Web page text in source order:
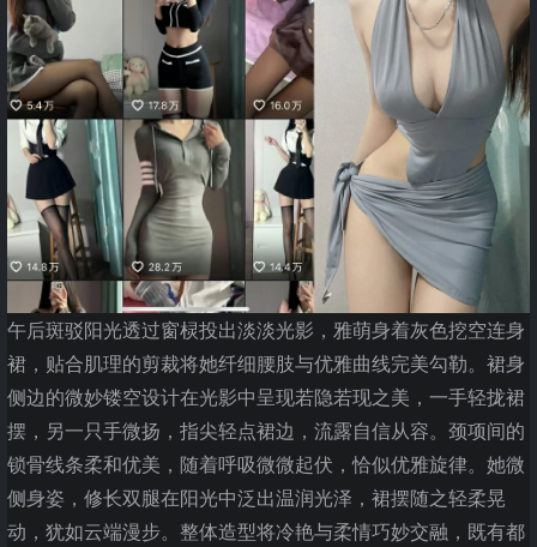
午后斑驳阳光透过窗棂投出淡淡光影，雅萌身着灰色挖空连身
裙，贴合肌理的剪裁将她纤细腰肢与优雅曲线完美勾勒。裙身
侧边的微妙镂空设计在光影中呈现若隐若现之美，一手轻拢裙
摆，另一只手微扬，指尖轻点裙边，流露自信从容。颈项间的
锁骨线条柔和优美，随着呼吸微微起伏，恰似优雅旋律。她微
侧身姿，修长双腿在阳光中泛出温润光泽，裙摆随之轻柔晃
动，犹如云端漫步。整体造型将冷艳与柔情巧妙交融，既有都